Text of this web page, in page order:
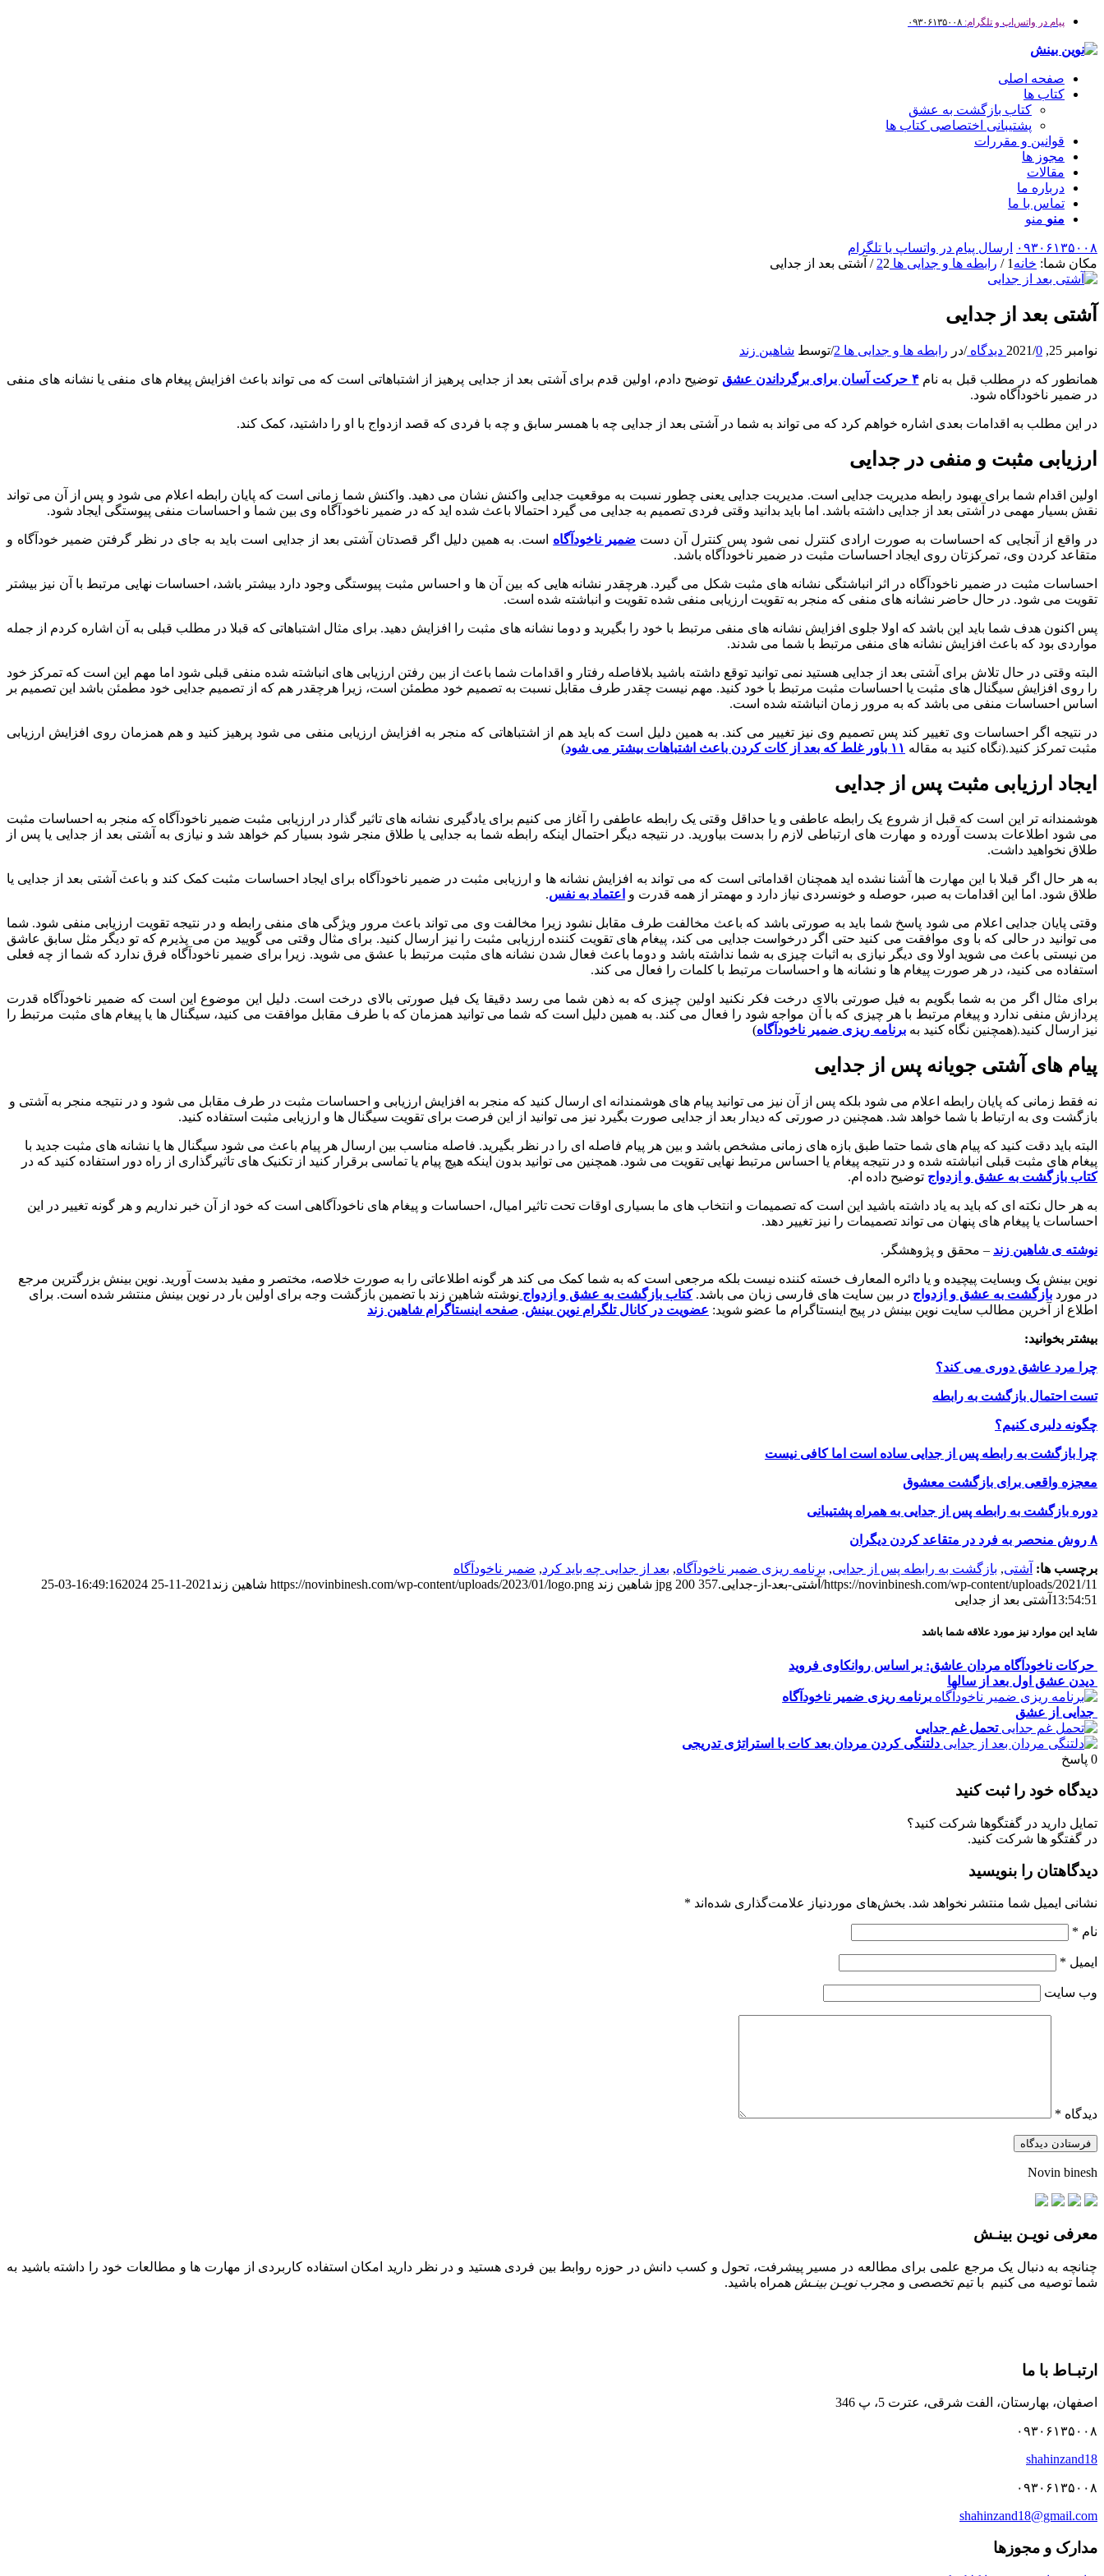
پیام در واتس‌اپ و تلگرام: ۰۹۳۰۶۱۳۵۰۰۸
صفحه اصلی
کتاب ها
کتاب بازگشت به عشق
پشتیبانی اختصاصی کتاب ها
قوانین و مقررات
مجوز ها
مقالات
درباره ما
تماس با ما
منو منو
۰۹۳۰۶۱۳۵۰۰۸
ارسال پیام در واتساپ یا تلگرام
مکان شما: خانه 1
/ رابطه ها و جدایی ها 2 2
/ آشتی بعد از جدایی
آشتی بعد از جدایی
نوامبر 25, 2021 /0 دیدگاه /در رابطه ها و جدایی ها 2 /توسط شاهین زند
همانطور که در مطلب قبل به نام۴ حرکت آسان برای برگرداندن عشق
توضیح دادم، اولین قدم برای آشتی بعد از جدایی پرهیز از اشتباهاتی است که می تواند باعث افزایش پیغام های منفی یا نشانه های منفی
در ضمیر ناخودآگاه شود.
در این مطلب به اقدامات بعدی اشاره خواهم کرد که می تواند به شما در آشتی بعد از جدایی چه با همسر سابق و چه با فردی که قصد ازدواج با او را داشتید، کمک کند.
ارزیابی مثبت و منفی در جدایی
اولین اقدام شما برای بهبود رابطه مدیریت جدایی است. مدیریت جدایی یعنی چطور نسبت به موقعیت جدایی واکنش نشان می دهید. واکنش شما زمانی است که پایان رابطه اعلام می شود و پس از آن می تواند
نقش بسیار مهمی در آشتی بعد از جدایی داشته باشد. اما باید بدانید وقتی فردی تصمیم به جدایی می گیرد احتمالا باعث شده اید که در ضمیر ناخودآگاه وی بین شما و احساسات منفی پیوستگی ایجاد شود.
در واقع از آنجایی که احساسات به صورت ارادی کنترل نمی شود پس کنترل آن دست ضمیر ناخودآگاه است. به همین دلیل اگر قصدتان آشتی بعد از جدایی است باید به جای در نظر گرفتن ضمیر خودآگاه و
متقاعد کردن وی، تمرکزتان روی ایجاد احساسات مثبت در ضمیر ناخودآگاه باشد.
احساسات مثبت در ضمیر ناخودآگاه در اثر انباشتگی نشانه های مثبت شکل می گیرد. هرچقدر نشانه هایی که بین آن ها و احساس مثبت پیوستگی وجود دارد بیشتر باشد، احساسات نهایی مرتبط با آن نیز بیشتر
تقویت می شود. در حال حاضر نشانه های منفی که منجر به تقویت ارزیابی منفی شده تقویت و انباشته شده است.
پس اکنون هدف شما باید این باشد که اولا جلوی افزایش نشانه های منفی مرتبط با خود را بگیرید و دوما نشانه های مثبت را افزایش دهید. برای مثال اشتباهاتی که قبلا در مطلب قبلی به آن اشاره کردم از جمله
مواردی بود که باعث افزایش نشانه های منفی مرتبط با شما می شدند.
البته وقتی در حال تلاش برای آشتی بعد از جدایی هستید نمی توانید توقع داشته باشید بلافاصله رفتار و اقدامات شما باعث از بین رفتن ارزیابی های انباشته شده منفی قبلی شود اما مهم این است که تمرکز خود
را روی افزایش سیگنال های مثبت یا احساسات مثبت مرتبط با خود کنید. مهم نیست چقدر طرف مقابل نسبت به تصمیم خود مطمئن است، زیرا هرچقدر هم که از تصمیم جدایی خود مطمئن باشد این تصمیم بر
اساس احساسات منفی می باشد که به مرور زمان انباشته شده است.
در نتیجه اگر احساسات وی تغییر کند پس تصمیم وی نیز تغییر می کند. به همین دلیل است که باید هم از اشتباهاتی که منجر به افزایش ارزیابی منفی می شود پرهیز کنید و هم همزمان روی افزایش ارزیابی
مثبت تمرکز کنید.(نگاه کنید به مقاله ۱۱ باور غلط که بعد از کات کردن باعث اشتباهات بیشتر می شود )
ایجاد ارزیابی مثبت پس از جدایی
هوشمندانه تر این است که قبل از شروع یک رابطه عاطفی و یا حداقل وقتی یک رابطه عاطفی را آغاز می کنیم برای یادگیری نشانه های تاثیر گذار در ارزیابی مثبت ضمیر ناخودآگاه که منجر به احساسات مثبت
می شود اطلاعات بدست آورده و مهارت های ارتباطی لازم را بدست بیاورید. در نتیجه دیگر احتمال اینکه رابطه شما به جدایی یا طلاق منجر شود بسیار کم خواهد شد و نیازی به آشتی بعد از جدایی یا پس از
طلاق نخواهید داشت.
به هر حال اگر قبلا با این مهارت ها آشنا نشده اید همچنان اقداماتی است که می تواند به افزایش نشانه ها و ارزیابی مثبت در ضمیر ناخودآگاه برای ایجاد احساسات مثبت کمک کند و باعث آشتی بعد از جدایی یا
طلاق شود. اما این اقدامات به صبر، حوصله و خونسردی نیاز دارد و مهمتر از همه قدرت و اعتماد به نفس.
وقتی پایان جدایی اعلام می شود پاسخ شما باید به صورتی باشد که باعث مخالفت طرف مقابل نشود زیرا مخالفت وی می تواند باعث مرور ویژگی های منفی رابطه و در نتیجه تقویت ارزیابی منفی شود. شما
می توانید در حالی که با وی موافقت می کنید حتی اگر درخواست جدایی می کند، پیغام های تقویت کننده ارزیابی مثبت را نیز ارسال کنید. برای مثال وقتی می گویید من می پذیرم که تو دیگر مثل سابق عاشق
من نیستی باعث می شوید اولا وی دیگر نیازی به اثبات چیزی به شما نداشته باشد و دوما باعث فعال شدن نشانه های مثبت مرتبط با عشق می شوید. زیرا برای ضمیر ناخودآگاه فرق ندارد که شما از چه فعلی
استفاده می کنید، در هر صورت پیغام ها و نشانه ها و احساسات مرتبط با کلمات را فعال می کند.
برای مثال اگر من به شما بگویم به فیل صورتی بالای درخت فکر نکنید اولین چیزی که به ذهن شما می رسد دقیقا یک فیل صورتی بالای درخت است. دلیل این موضوع این است که ضمیر ناخودآگاه قدرت
پردازش منفی ندارد و پیغام مرتبط با هر چیزی که با آن مواجه شود را فعال می کند. به همین دلیل است که شما می توانید همزمان که با طرف مقابل موافقت می کنید، سیگنال ها یا پیغام های مثبت مرتبط را
نیز ارسال کنید.(همچنین نگاه کنید به برنامه ریزی ضمیر ناخودآگاه)
پیام های آشتی جویانه پس از جدایی
نه فقط زمانی که پایان رابطه اعلام می شود بلکه پس از آن نیز می توانید پیام های هوشمندانه ای ارسال کنید که منجر به افزایش ارزیابی و احساسات مثبت در طرف مقابل می شود و در نتیجه منجر به آشتی و
بازگشت وی به ارتباط با شما خواهد شد. همچنین در صورتی که دیدار بعد از جدایی صورت بگیرد نیز می توانید از این فرصت برای تقویت سیگنال ها و ارزیابی مثبت استفاده کنید.
البته باید دقت کنید که پیام های شما حتما طبق بازه های زمانی مشخص باشد و بین هر پیام فاصله ای را در نظر بگیرید. فاصله مناسب بین ارسال هر پیام باعث می شود سیگنال ها یا نشانه های مثبت جدید با
پیغام های مثبت قبلی انباشته شده و در نتیجه پیغام یا احساس مرتبط نهایی تقویت می شود. همچنین می توانید بدون اینکه هیچ پیام یا تماسی برقرار کنید از تکنیک های تاثیرگذاری از راه دور استفاده کنید که در
کتاب بازگشت به عشق و ازدواج توضیح داده ام.
به هر حال نکته ای که باید به یاد داشته باشید این است که تصمیمات و انتخاب های ما بسیاری اوقات تحت تاثیر امیال، احساسات و پیغام های ناخودآگاهی است که خود از آن خبر نداریم و هر گونه تغییر در این
احساسات یا پیغام های پنهان می تواند تصمیمات را نیز تغییر دهد.
نوشته ی شاهین زند – محقق و پژوهشگر.
نوین بینش یک وبسایت پیچیده و یا دائره المعارف خسته کننده نیست بلکه مرجعی است که به شما کمک می کند هر گونه اطلاعاتی را به صورت خلاصه، مختصر و مفید بدست آورید. نوین بینش بزرگترین مرجع
در مورد بازگشت به عشق و ازدواج در بین سایت های فارسی زبان می باشد.کتاب بازگشت به عشق و ازدواج نوشته شاهین زند با تضمین بازگشت وجه برای اولین بار در نوین بینش منتشر شده است. برای
اطلاع از آخرین مطالب سایت نوین بینش در پیج اینستاگرام ما عضو شوید: عضویت در کانال تلگرام نوین بینش. صفحه اینستاگرام شاهین زند
بیشتر بخوانید:
چرا مرد عاشق دوری می کند؟
تست احتمال بازگشت به رابطه
چگونه دلبری کنیم؟
چرا بازگشت به رابطه پس از جدایی ساده است اما کافی نیست
معجزه واقعی برای بازگشت معشوق
دوره بازگشت به رابطه پس از جدایی به همراه پشتیبانی
۸ روش منحصر به فرد در متقاعد کردن دیگران
برچسب ها: آشتی, بازگشت به رابطه پس از جدایی, برنامه ریزی ضمیر ناخودآگاه, بعد از جدایی چه باید کرد, ضمیر ناخودآگاه
https://novinbinesh.com/wp-content/uploads/2021/11/آشتی-بعد-از-جدایی.jpg
200 357 شاهین زند https://novinbinesh.com/wp-content/uploads/2023/01/logo.png شاهین زند 2021-11-25 16:49:16
2024-03-25
13:54:51 آشتی بعد از جدایی
شاید این موارد نیز مورد علاقه شما باشد
حرکات ناخودآگاه مردان عاشق: بر اساس روانکاوی فروید
دیدن عشق اول بعد از سالها
برنامه ریزی ضمیر ناخودآگاه
جدایی از عشق
تحمل غم جدایی
دلتنگی کردن مردان بعد کات با استراتژی تدریجی
0 پاسخ
دیدگاه خود را ثبت کنید
تمایل دارید در گفتگوها شرکت کنید؟
در گفتگو ها شرکت کنید.
دیدگاهتان را بنویسید
نشانی ایمیل شما منتشر نخواهد شد. بخش‌های موردنیاز علامت‌گذاری شده‌اند *
نام *
ایمیل *
وب‌ سایت
دیدگاه *
Novin binesh
معرفی نویـن بینـش
چنانچه به دنبال یک مرجع علمی برای مطالعه در مسیر پیشرفت، تحول و کسب دانش در حوزه روابط بین فردی هستید و در نظر دارید امکان استفاده کاربردی از مهارت ها و مطالعات خود را داشته باشید به
شما توصیه می کنیم با تیم تخصصی و مجربنویـن بینـش همراه باشید.
ارتبـاط با ما
اصفهان، بهارستان، الفت شرقی، عترت 5، پ 346
۰۹۳۰۶۱۳۵۰۰۸
shahinzand18
۰۹۳۰۶۱۳۵۰۰۸
shahinzand18@gmail.com
مدارک و مجوزها